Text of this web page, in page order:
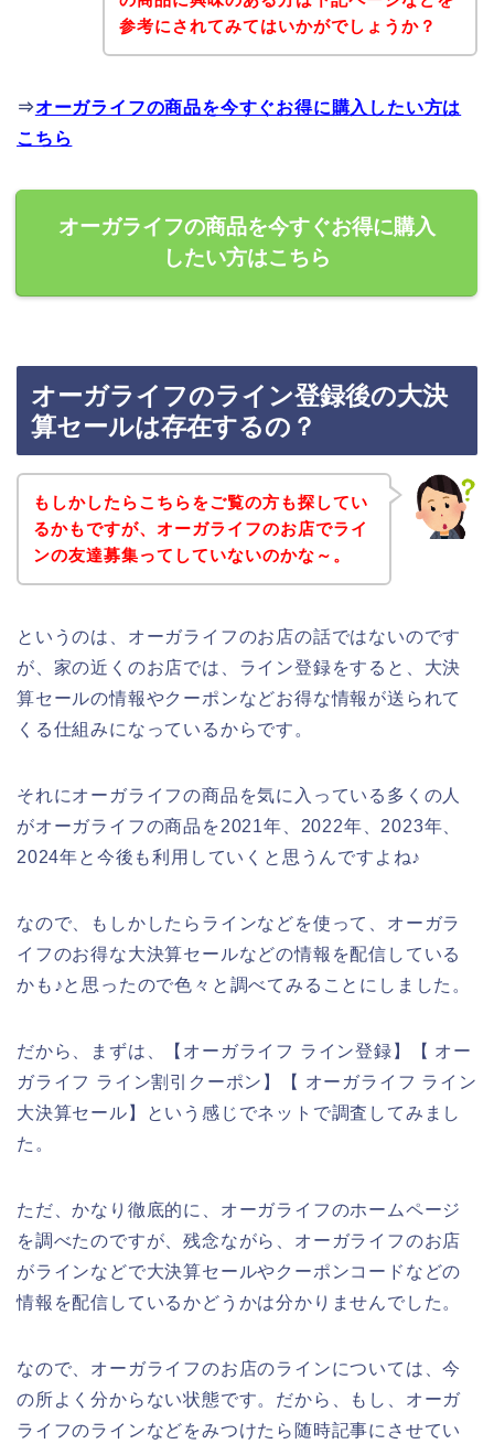
参考にされてみてはいかがでしょうか？
⇒オーガライフの商品を今すぐお得に購入したい方は
こちら
オーガライフの商品を今すぐお得に購入
したい方はこちら
オーガライフのライン登録後の大決
算セールは存在するの？
もしかしたらこちらをご覧の方も探してい
るかもですが、オーガライフのお店でライ
ンの友達募集ってしていないのかな～。
というのは、オーガライフのお店の話ではないのです
が、家の近くのお店では、ライン登録をすると、大決
算セールの情報やクーポンなどお得な情報が送られて
くる仕組みになっているからです。
それにオーガライフの商品を気に入っている多くの人
がオーガライフの商品を2021年、2022年、2023年、
2024年と今後も利用していくと思うんですよね♪
なので、もしかしたらラインなどを使って、オーガラ
イフのお得な大決算セールなどの情報を配信している
かも♪と思ったので色々と調べてみることにしました。
だから、まずは、【オーガライフ ライン登録】【 オー
ガライフ ライン割引クーポン】【 オーガライフ ライン
大決算セール】という感じでネットで調査してみまし
た。
ただ、かなり徹底的に、オーガライフのホームページ
を調べたのですが、残念ながら、オーガライフのお店
がラインなどで大決算セールやクーポンコードなどの
情報を配信しているかどうかは分かりませんでした。
なので、オーガライフのお店のラインについては、今
の所よく分からない状態です。だから、もし、オーガ
ライフのラインなどをみつけたら随時記事にさせてい